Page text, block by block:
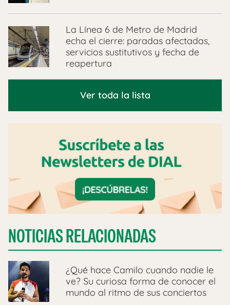
La Línea 6 de Metro de Madrid
echa el cierre: paradas afectadas,
servicios sustitutivos y fecha de
reapertura
Ver toda la lista
NOTICIAS RELACIONADAS
¿Qué hace Camilo cuando nadie le
ve? Su curiosa forma de conocer el
mundo al ritmo de sus conciertos